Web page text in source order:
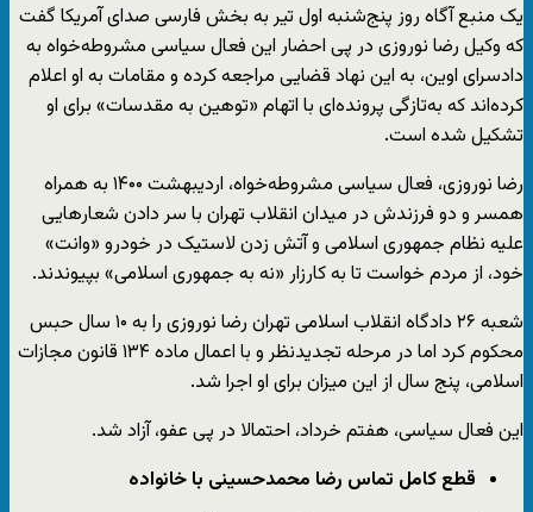
یک منبع آگاه روز پنج‌شنبه اول تیر به بخش فارسی صدای آمریکا گفت
که وکیل رضا نوروزی در پی احضار این فعال سیاسی مشروطه‌خواه به
دادسرای اوین، به این نهاد قضایی مراجعه کرده و مقامات به او اعلام
کرده‌اند که به‌تازگی پرونده‌ای با اتهام «توهین به مقدسات» برای او
تشکیل شده است.
رضا نوروزی، فعال سیاسی مشروطه‌خواه، اردیبهشت ۱۴۰۰ به همراه
همسر و دو فرزندش در میدان انقلاب تهران با سر دادن شعارهایی
علیه نظام جمهوری اسلامی و آتش زدن لاستیک در خودرو «وانت»
خود، از مردم خواست تا به کارزار «نه به جمهوری اسلامی» بپیوندند.
شعبه ۲۶ دادگاه انقلاب اسلامی تهران رضا نوروزی را به ۱۰ سال حبس
محکوم کرد اما در مرحله تجدیدنظر و با اعمال ماده ۱۳۴ قانون مجازات
اسلامی، پنج سال از این میزان برای او اجرا شد.
این فعال سیاسی، هفتم خرداد، احتمالا در پی عفو، آزاد شد.
قطع کامل تماس رضا محمدحسینی با خانواده